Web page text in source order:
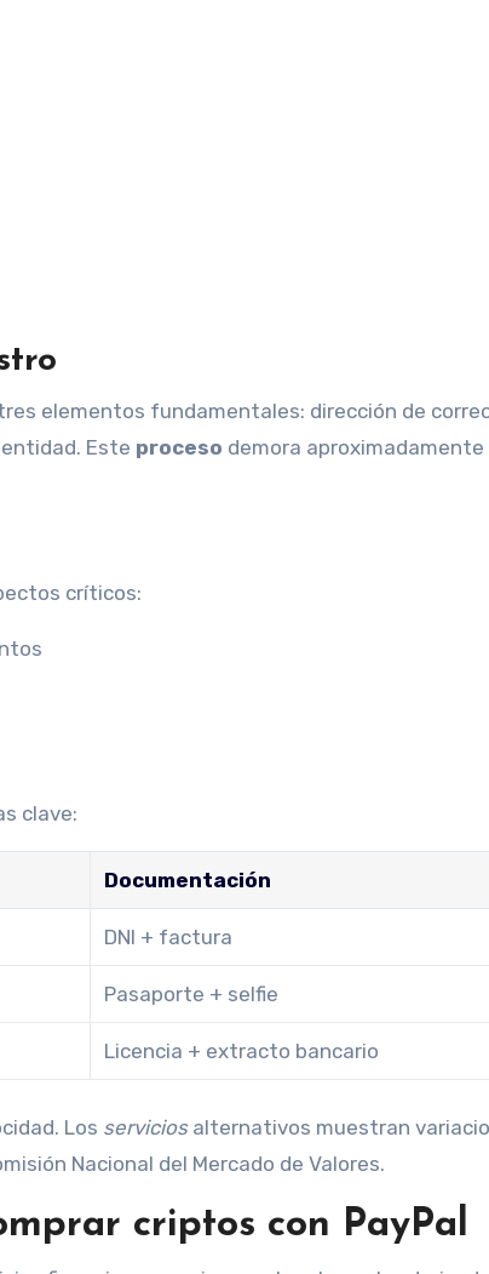
elementos fundamentales: dirección de
Este proceso demora aproximadamente
críticos:
clave:
Documentación
DNI + factura
Pasaporte + selfie
Licencia + extracto bancario
Los serviciosalternativos muestran
Nacional del Mercado de Valores.
criptos con PayPal